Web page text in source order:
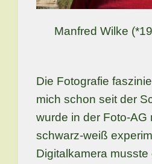
Manfred Wilke
Die Fotografie
mich schon seit der
wurde in der Foto-AG
schwarz-weiß
Digitalkamera musste